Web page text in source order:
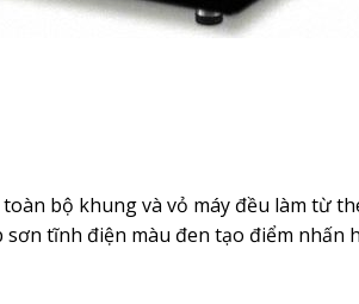
bộ khung và vỏ máy đều làm từ
tĩnh điện màu đen tạo điểm nhấn